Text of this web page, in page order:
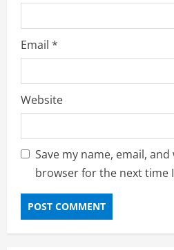
Email *
Website
Save my name, email,
browser for the next time